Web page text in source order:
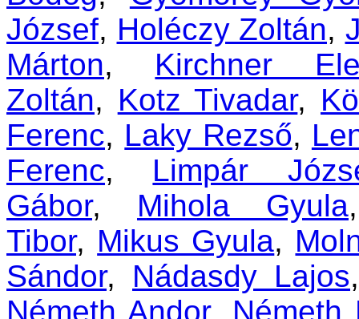
József, Holéczy Zoltán,
Márton, Kirchner
Zoltán, Kotz Tivadar,
Ferenc, Laky Rezső,
Ferenc, Limpár
Gábor, Mihola Gyula
Tibor, Mikus Gyula,
Sándor, Nádasdy Lajos
Németh Andor, Németh